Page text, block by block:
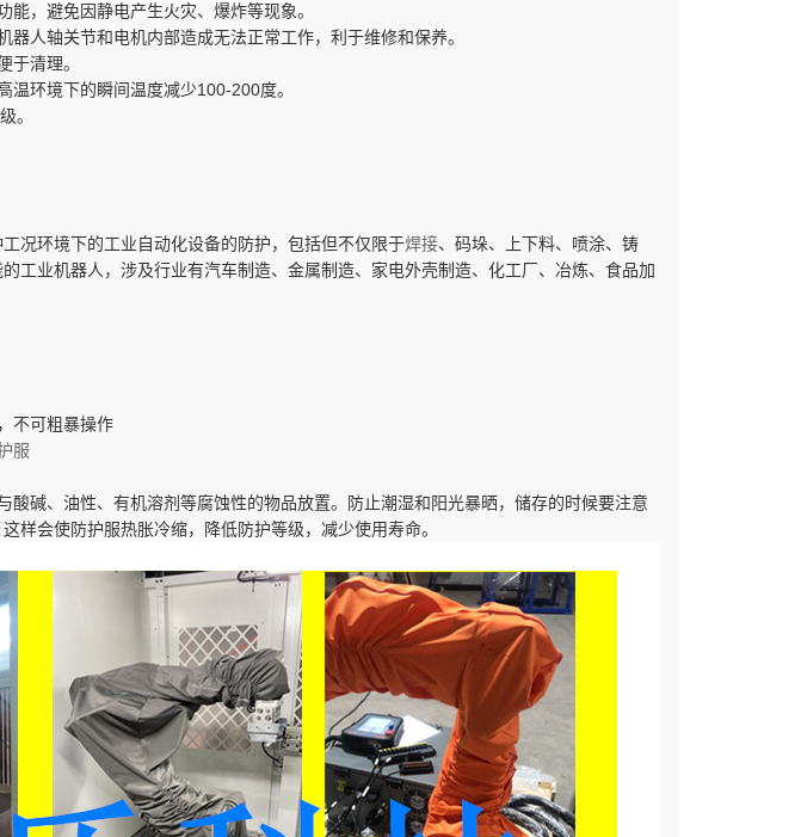
，避免因静电产生火灾、爆炸等现象。
人轴关节和电机内部造成无法正常工作，利于维修和保养。
于清理。
环境下的瞬间温度减少100-200度。
。
况环境下的工业自动化设备的防护，包括但不仅限于焊接、码垛、上下料、喷涂、铸
工业机器人，涉及行业有汽车制造、金属制造、家电外壳制造、化工厂、冶炼、食品加
不可粗暴操作
服
酸碱、油性、有机溶剂等腐蚀性的物品放置。防止潮湿和阳光暴晒，储存的时候要注意
样会使防护服热胀冷缩，降低防护等级，减少使用寿命。